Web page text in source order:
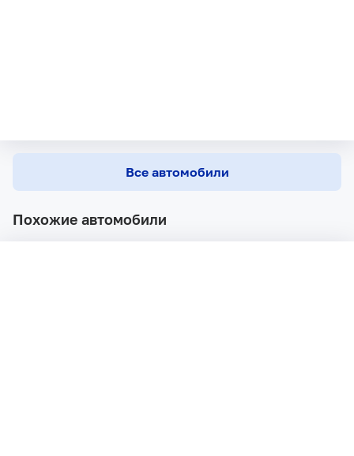
Все автомобили
Похожие автомобили